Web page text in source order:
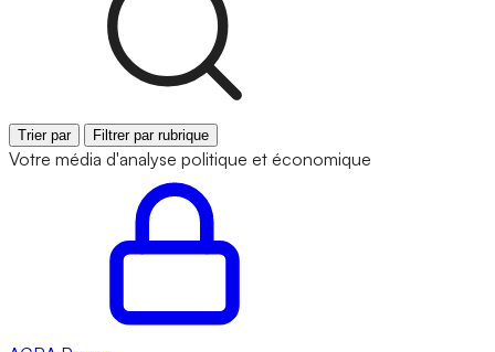
Trier par Filtrer par rubrique
Votre média d'analyse politique et économique